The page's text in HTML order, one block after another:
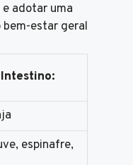
adotar uma
estar geral
espinafre,